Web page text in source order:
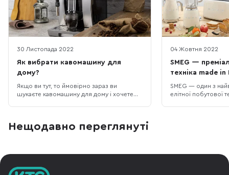
30 Листопада 2022
Як вибрати кавомашину для
дому?
Якщо ви тут, то ймовірно зараз ви
шукаєте кавомашину для дому і хочете
виробників і від тих, хто тільки завойовує
04 Жовтня 2022
SMEG —
техніка made
SMEG — один з
елітної побутової
Нещодавно переглянуті